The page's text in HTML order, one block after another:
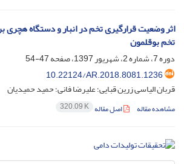
اثر وضعیت قرارگیری تخم در انبار و دستگاه
تخم بوقلمون
دوره 7، شماره 2، شهریور 1397، صفحه
47-54
10.22124/AR.2018.8081.1236
قربان الیاسی زرین قبایی؛ علیرضا فانی؛ حمید حمیدیان
مشاهده مقاله اصل مقاله 320.09 K